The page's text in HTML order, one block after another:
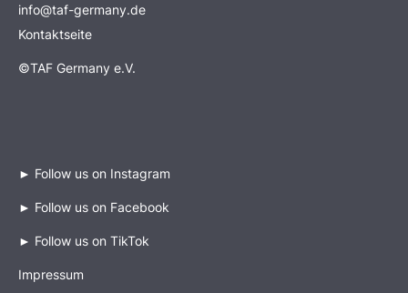
info@taf-germany.de
Kontaktseite
©TAF Germany e.V.
► Follow us on Instagram
► Follow us on Facebook
► Follow us on TikTok
Impressum